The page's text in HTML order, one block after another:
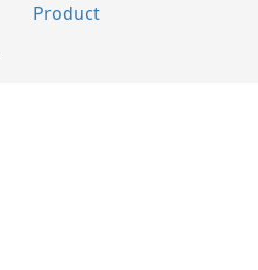
Product